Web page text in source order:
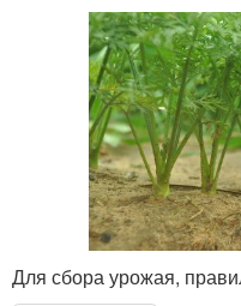
Для сбора урожая,